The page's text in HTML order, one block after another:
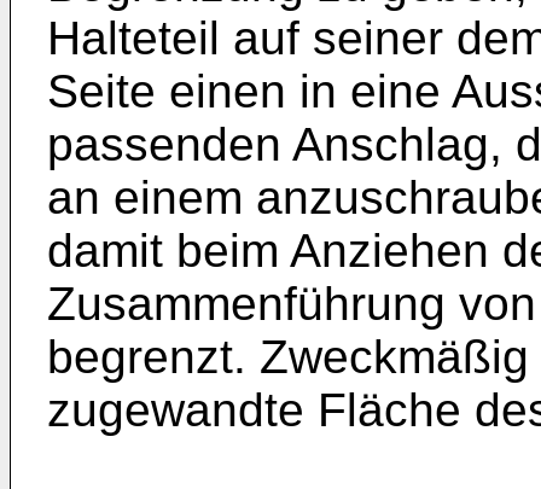
Halteteil auf seiner
Seite einen in eine
passenden Anschlag,
an einem
damit beim Anziehen
Zusammenführung
begrenzt.
zugewandte Fläche